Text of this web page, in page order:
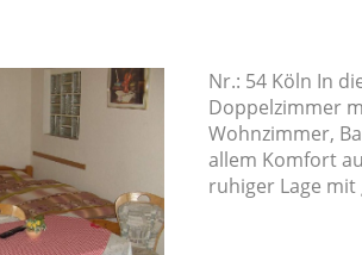
Nr.: 54 Köln In
Doppelzimmer
Wohnzimmer,
allem Komfort
ruhiger Lage